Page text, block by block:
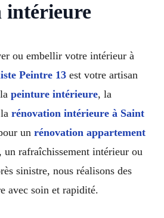
intérieure
ou embellir votre intérieur à
Peintre 13 est votre artisan
peinture intérieure, la
rénovation intérieure à Saint
un rénovation appartement
, un rafraîchissement intérieur ou
sinistre, nous réalisons des
avec soin et rapidité.